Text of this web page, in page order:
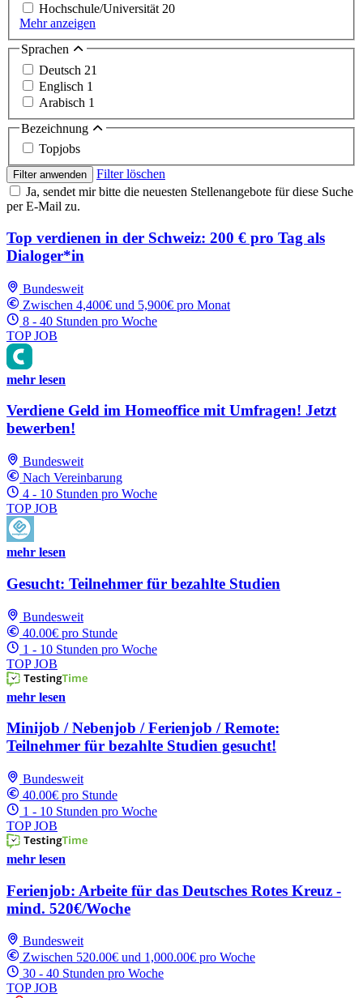
Hochschule/Universität 20
Mehr anzeigen
Sprachen
Deutsch 21
Englisch 1
Arabisch 1
Bezeichnung
Topjobs
Filter anwenden
Filter löschen
Ja, sendet mir bitte die neuesten Stellenangebote für diese Suche
per E-Mail zu.
Top verdienen in der Schweiz: 200 € pro Tag als
Dialoger*in
Bundesweit
Zwischen 4,400€ und 5,900€ pro Monat
8 - 40 Stunden pro Woche
TOP JOB
mehr lesen
Verdiene Geld im Homeoffice mit Umfragen! Jetzt
bewerben!
Bundesweit
Nach Vereinbarung
4 - 10 Stunden pro Woche
TOP JOB
mehr lesen
Gesucht: Teilnehmer für bezahlte Studien
Bundesweit
40.00€ pro Stunde
1 - 10 Stunden pro Woche
TOP JOB
mehr lesen
Minijob / Nebenjob / Ferienjob / Remote:
Teilnehmer für bezahlte Studien gesucht!
Bundesweit
40.00€ pro Stunde
1 - 10 Stunden pro Woche
TOP JOB
mehr lesen
Ferienjob: Arbeite für das Deutsches Rotes Kreuz -
mind. 520€/Woche
Bundesweit
Zwischen 520.00€ und 1,000.00€ pro Woche
30 - 40 Stunden pro Woche
TOP JOB